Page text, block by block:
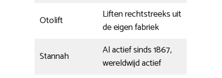
Otolift
Liften rechtstreeks uit
de eigen fabriek
Stannah
Al actief sinds 1867,
wereldwijd actief